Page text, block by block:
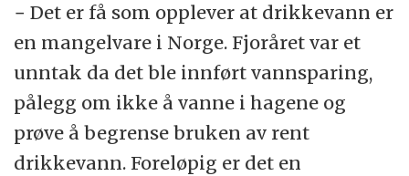
skylle før du setter dem i
oppvaskmaskinen
Vask kun fulle vaskemaskiner
Invester i vanngjerrige vaskemaskiner og
oppvaskmaskiner
− Det er få som opplever at drikkevann er
en mangelvare i Norge. Fjoråret var et
unntak da det ble innført vannsparing,
pålegg om ikke å vanne i hagene og
prøve å begrense bruken av rent
drikkevann. Foreløpig er det en